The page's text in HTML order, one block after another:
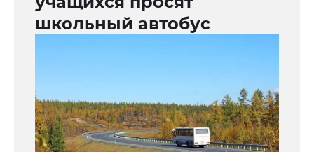
школьный автобус